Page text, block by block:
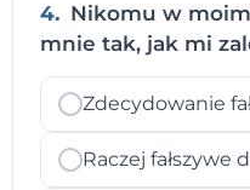
4. Nikomu w
mnie tak, jak mi
Zdecydowanie
Raczej fałszywe